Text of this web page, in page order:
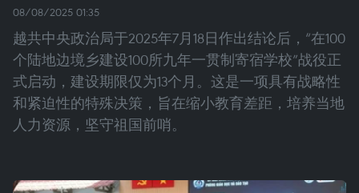
08/08/2025 01:35
越共中央政治局于2025年7月18日作出结论后，“在100
个陆地边境乡建设100所九年一贯制寄宿学校”战役正
式启动，建设期限仅为13个月。这是一项具有战略性
和紧迫性的特殊决策，旨在缩小教育差距，培养当地
人力资源，坚守祖国前哨。